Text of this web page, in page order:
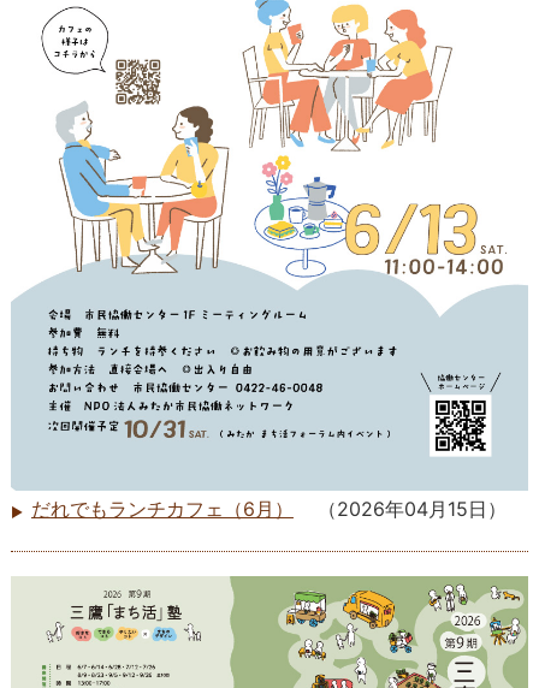
だれでもランチカフェ（6月） （2026年04月15日 ）